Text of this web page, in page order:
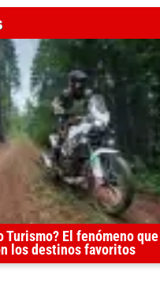
Turismo? El fenómeno
los destinos favoritos